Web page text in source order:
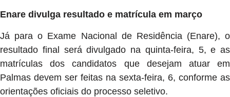
Enare divulga resultado e matrícula em março
Já para o Exame Nacional de Residência (Enare), o
resultado final será divulgado na quinta-feira, 5, e as
matrículas dos candidatos que desejam atuar em
Palmas devem ser feitas na sexta-feira, 6, conforme as
orientações oficiais do processo seletivo.